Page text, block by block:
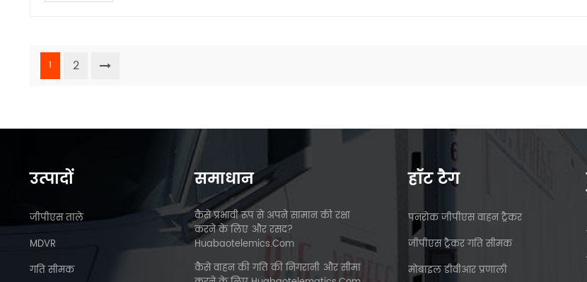
1 2
उत्पादों
जीपीएस ताले
MDVR
गति सीमक
समाधान
कैसे प्रभावी रूप से अपने सामान की रक्षा
करने के लिए और रसद?
Huabaotelemics.com
कैसे वाहन की गति की निगरानी और सीमा
हॉट टैग
पनरोक जीपीएस वाहन ट्रैकर
जीपीएस ट्रैकर गति सीमक
मोबाइल डीवीआर प्रणाली